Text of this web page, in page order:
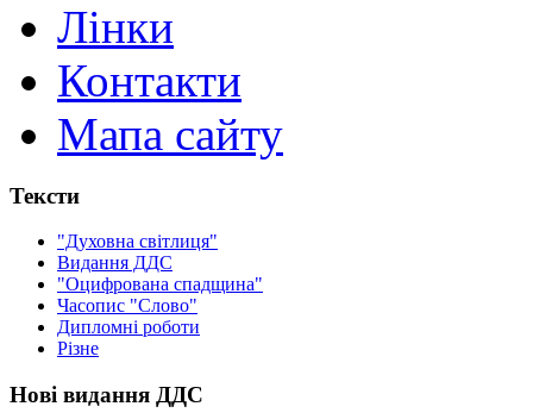
Лінки
Контакти
Мапа сайту
Тексти
"Духовна світлиця"
Видання ДДС
"Оцифрована спадщина"
Часопис "Слово"
Дипломні роботи
Різне
Нові видання ДДС